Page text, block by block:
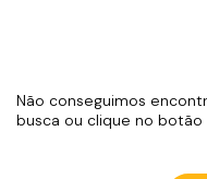
Não conseguimos
busca ou clique no botão